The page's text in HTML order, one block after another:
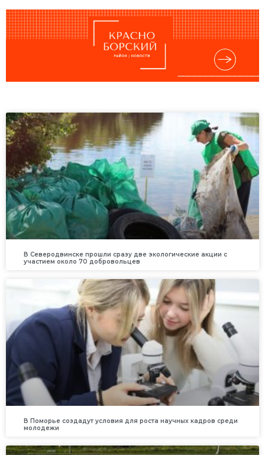
В Северодвинске прошли сразу две экологические акции с
участием около 70 добровольцев
В Поморье создадут условия для роста научных кадров среди
молодежи